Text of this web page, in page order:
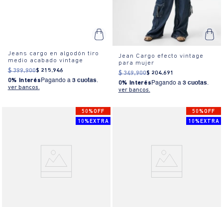
Jeans cargo en algodón tiro
medio acabado vintage
$ 399.900$ 215.946
0% Interés Pagando a 3 cuotas.
ver bancos.
Jean Cargo efecto vintage
para mujer
$ 349.900$ 204.691
0% Interés Pagando a 3 cuotas.
ver bancos.
50%OFF
10%EXTRA
50%OFF
10%EXTRA